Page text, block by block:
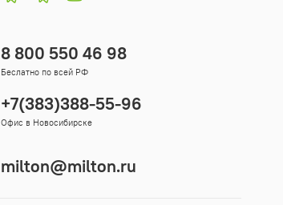
8 800 550 46 98
Беслатно по всей РФ
+7(383)388-55-96
Офис в Новосибирске
milton@milton.ru